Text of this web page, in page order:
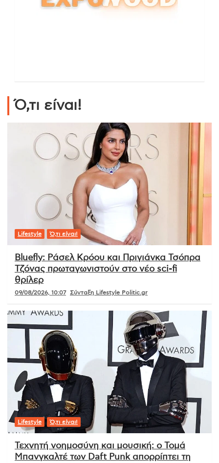
Ό,τι είναι!
Lifestyle Ό,τι είναι!
Bluefly: Ράσελ Κρόου και Πριγιάνκα Τσόπρα
Τζόνας πρωταγωνιστούν στο νέο sci-fi
θρίλερ
09/08/2026, 10:07 Σύνταξη Lifestyle Politic.gr
Lifestyle Ό,τι είναι!
Τεχνητή νοημοσύνη και μουσική: ο Τομά
Μπανγκαλτέ των Daft Punk απορρίπτει τη